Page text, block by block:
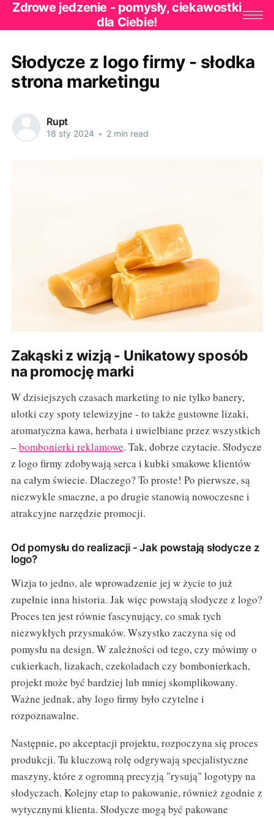
Zdrowe jedzenie - pomysły, ciekawostki
dla Ciebie!
Słodycze z logo firmy - słodka
strona marketingu
Rupt
18 sty 2024 • 2 min read
Zakąski z wizją - Unikatowy sposób
na promocję marki
W dzisiejszych czasach marketing to nie tylko banery,
ulotki czy spoty telewizyjne - to także gustowne lizaki,
aromatyczna kawa, herbata i uwielbiane przez wszystkich
–bombonierki reklamowe. Tak, dobrze czytacie. Słodycze
z logo firmy zdobywają serca i kubki smakowe klientów
na całym świecie. Dlaczego? To proste! Po pierwsze, są
niezwykle smaczne, a po drugie stanowią nowoczesne i
atrakcyjne narzędzie promocji.
Od pomysłu do realizacji - Jak powstają słodycze z
logo?
Wizja to jedno, ale wprowadzenie jej w życie to już
zupełnie inna historia. Jak więc powstają słodycze z logo?
Proces ten jest równie fascynujący, co smak tych
niezwykłych przysmaków. Wszystko zaczyna się od
pomysłu na design. W zależności od tego, czy mówimy o
cukierkach, lizakach, czekoladach czy bombonierkach,
projekt może być bardziej lub mniej skomplikowany.
Ważne jednak, aby logo firmy było czytelne i
rozpoznawalne.
Następnie, po akceptacji projektu, rozpoczyna się proces
produkcji. Tu kluczową rolę odgrywają specjalistyczne
maszyny, które z ogromną precyzją "rysują" logotypy na
słodyczach. Kolejny etap to pakowanie, również zgodnie z
wytycznymi klienta. Słodycze mogą być pakowane